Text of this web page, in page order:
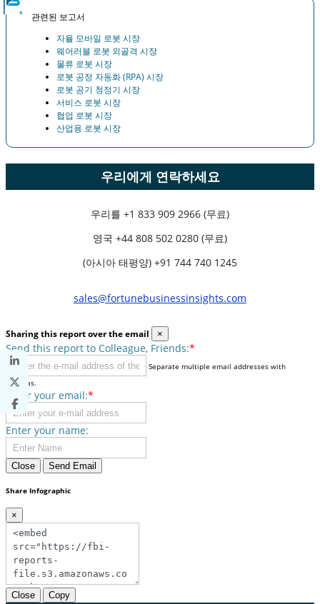
관련된 보고서
자율 모바일 로봇 시장
웨어러블 로봇 외골격 시장
물류 로봇 시장
로봇 공정 자동화 (RPA) 시장
로봇 공기 청정기 시장
서비스 로봇 시장
협업 로봇 시장
산업용 로봇 시장
우리에게 연락하세요
우리를 +1 833 909 2966 (무료)
영국 +44 808 502 0280 (무료)
(아시아 태평양) +91 744 740 1245
sales@fortunebusinessinsights.com
Sharing this report over the email ×
Send this report to Colleague, Friends:*
Separate multiple email addresses with
commas.
Enter your email:*
Enter your name:
Close Send Email
Share Infographic
×
Close Copy